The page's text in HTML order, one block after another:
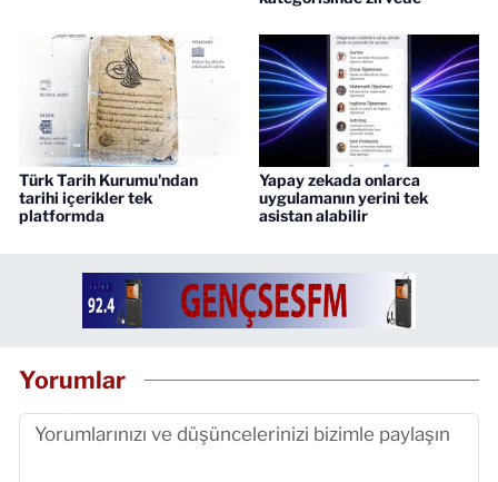
Türk Tarih Kurumu'ndan
tarihi içerikler tek
platformda
Yapay zekada onlarca
uygulamanın yerini tek
asistan alabilir
Yorumlar